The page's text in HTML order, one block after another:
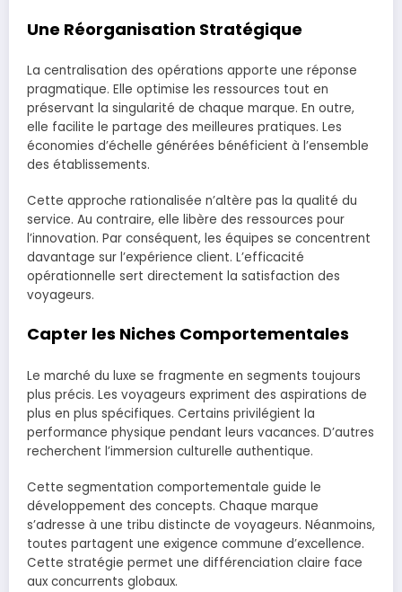
Une Réorganisation Stratégique
La centralisation des opérations apporte une réponse
pragmatique. Elle optimise les ressources tout en
préservant la singularité de chaque marque. En outre,
elle facilite le partage des meilleures pratiques. Les
économies d’échelle générées bénéficient à l’ensemble
des établissements.
Cette approche rationalisée n’altère pas la qualité du
service. Au contraire, elle libère des ressources pour
l’innovation. Par conséquent, les équipes se concentrent
davantage sur l’expérience client. L’efficacité
opérationnelle sert directement la satisfaction des
voyageurs.
Capter les Niches Comportementales
Le marché du luxe se fragmente en segments toujours
plus précis. Les voyageurs expriment des aspirations de
plus en plus spécifiques. Certains privilégient la
performance physique pendant leurs vacances. D’autres
recherchent l’immersion culturelle authentique.
Cette segmentation comportementale guide le
développement des concepts. Chaque marque
s’adresse à une tribu distincte de voyageurs. Néanmoins,
toutes partagent une exigence commune d’excellence.
Cette stratégie permet une différenciation claire face
aux concurrents globaux.